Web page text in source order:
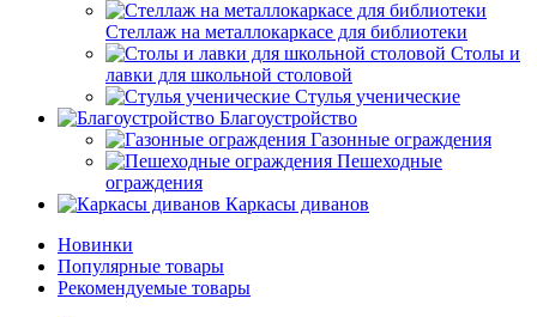
Стеллаж на металлокаркасе для библиотеки
Столы и
лавки для школьной столовой
Стулья ученические
Благоустройство
Газонные ограждения
Пешеходные
ограждения
Каркасы диванов
Новинки
Популярные товары
Рекомендуемые товары